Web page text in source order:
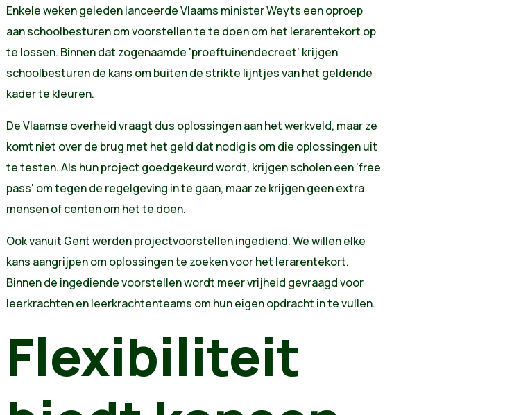
Enkele weken geleden lanceerde Vlaams minister Weyts een oproep
aan schoolbesturen om voorstellen te te doen om het lerarentekort op
te lossen. Binnen dat zogenaamde 'proeftuinendecreet' krijgen
schoolbesturen de kans om buiten de strikte lijntjes van het geldende
kader te kleuren.
De Vlaamse overheid vraagt dus oplossingen aan het werkveld, maar ze
komt niet over de brug met het geld dat nodig is om die oplossingen uit
te testen. Als hun project goedgekeurd wordt, krijgen scholen een 'free
pass' om tegen de regelgeving in te gaan, maar ze krijgen geen extra
mensen of centen om het te doen.
Ook vanuit Gent werden projectvoorstellen ingediend. We willen elke
kans aangrijpen om oplossingen te zoeken voor het lerarentekort.
Binnen de ingediende voorstellen wordt meer vrijheid gevraagd voor
leerkrachten en leerkrachtenteams om hun eigen opdracht in te vullen.
Flexibiliteit